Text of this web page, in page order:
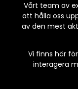
Vårt team av
att hålla oss
av den mest
Vi finns här
interagera